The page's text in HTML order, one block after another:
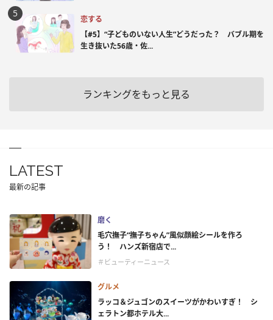
恋する
【#5】“子どものいない人生”どうだった？ バブル期を
生き抜いた56歳・佐...
ランキングをもっと見る
LATEST
最新の記事
磨く
毛穴撫子“撫子ちゃん”風似顔絵シールを作ろ
う！ ハンズ新宿店で...
＃ビューティーニュース
グルメ
ラッコ＆ジュゴンのスイーツがかわいすぎ！ シ
ェラトン都ホテル大...